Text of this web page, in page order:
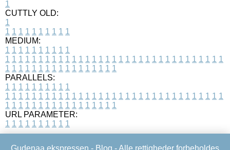
1
CUTTLY OLD:
1
1 1 1 1 1 1 1 1 1 1
MEDIUM:
1 1 1 1 1 1 1 1 1 1
1 1 1 1 1 1 1 1 1 1 1 1 1 1 1 1 1 1 1 1 1 1 1 1 1 1 1 1 1 1 1 1 1
1 1 1 1 1 1 1 1 1 1 1 1 1 1 1 1 1
PARALLELS:
1 1 1 1 1 1 1 1 1 1
1 1 1 1 1 1 1 1 1 1 1 1 1 1 1 1 1 1 1 1 1 1 1 1 1 1 1 1 1 1 1 1 1
1 1 1 1 1 1 1 1 1 1 1 1 1 1 1 1 1
URL PARAMETER:
1 1 1 1 1 1 1 1 1 1
Gudenaa ekspressen - Blog - Alle rettigheder forbeholdes